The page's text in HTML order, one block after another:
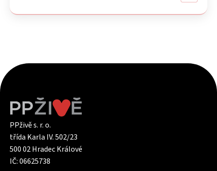
PPživě s. r. o.
třída Karla IV. 502/23
500 02 Hradec Králové
IČ: 06625738